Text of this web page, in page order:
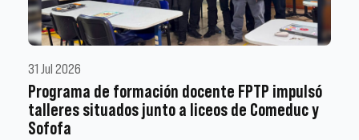
31 Jul 2026
Programa de formación docente FPTP impulsó
talleres situados junto a liceos de Comeduc y
Sofofa